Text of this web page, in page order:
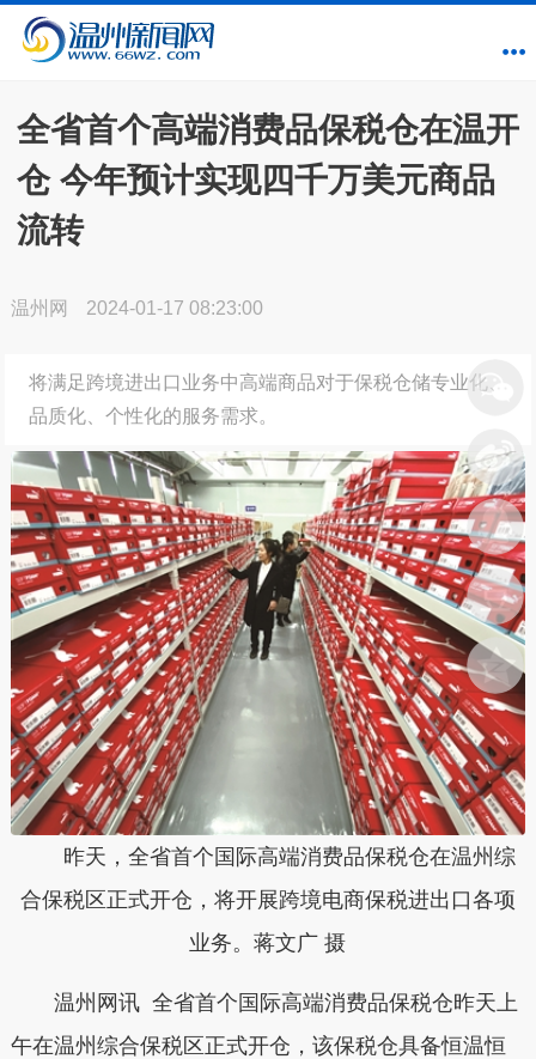
全省首个高端消费品保税仓在温开
仓 今年预计实现四千万美元商品
流转
温州网 2024-01-17 08:23:00
将满足跨境进出口业务中高端商品对于保税仓储专业化、
品质化、个性化的服务需求。
昨天，全省首个国际高端消费品保税仓在温州综
合保税区正式开仓，将开展跨境电商保税进出口各项
业务。蒋文广 摄
温州网讯 全省首个国际高端消费品保税仓昨天上
午在温州综合保税区正式开仓，该保税仓具备恒温恒